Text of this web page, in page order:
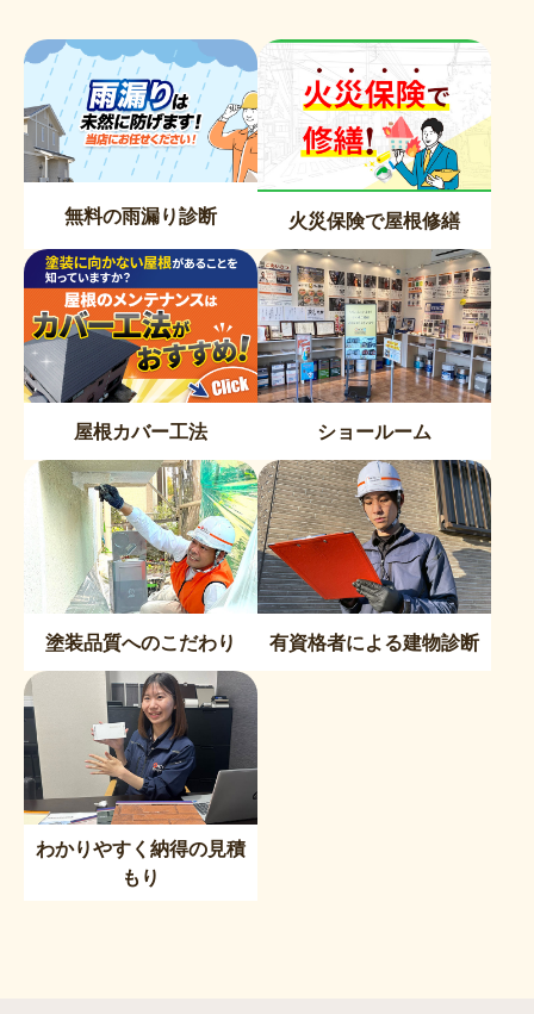
無料の雨漏り診断 火災保険で屋根修繕
屋根カバー工法 ショールーム
塗装品質へのこだわり 有資格者による建物診断
わかりやすく納得の見積
もり